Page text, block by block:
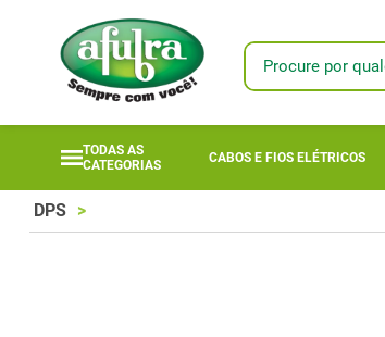
Procure por
TODAS AS
CATEGORIAS
CABOS E FIOS ELÉTRICOS
DPS
1